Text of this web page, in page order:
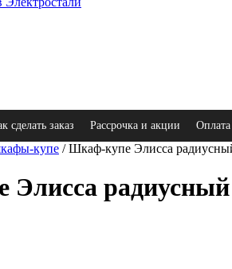
сделать заказ Рассрочка и акции Оплата
купе / Шкаф-купе Элисса
радиусный